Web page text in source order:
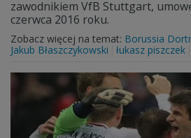
zawodnikiem VfB Stuttgart,
czerwca 2016 roku.
Zobacz więcej na temat: Borussia
Jakub Błaszczykowski
łukasz piszczek